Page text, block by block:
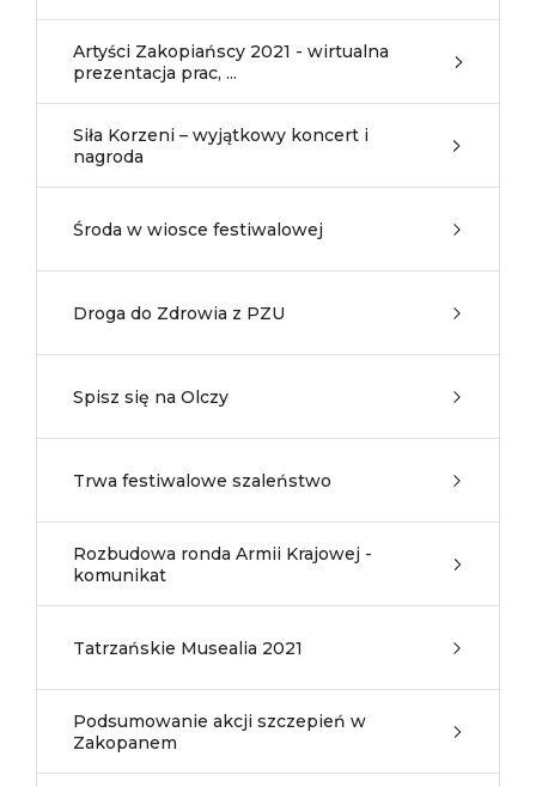
Artyści Zakopiańscy 2021 - wirtualna
prezentacja prac, ...
Siła Korzeni – wyjątkowy koncert i
nagroda
Środa w wiosce festiwalowej
Droga do Zdrowia z PZU
Spisz się na Olczy
Trwa festiwalowe szaleństwo
Rozbudowa ronda Armii Krajowej -
komunikat
Tatrzańskie Musealia 2021
Podsumowanie akcji szczepień w
Zakopanem